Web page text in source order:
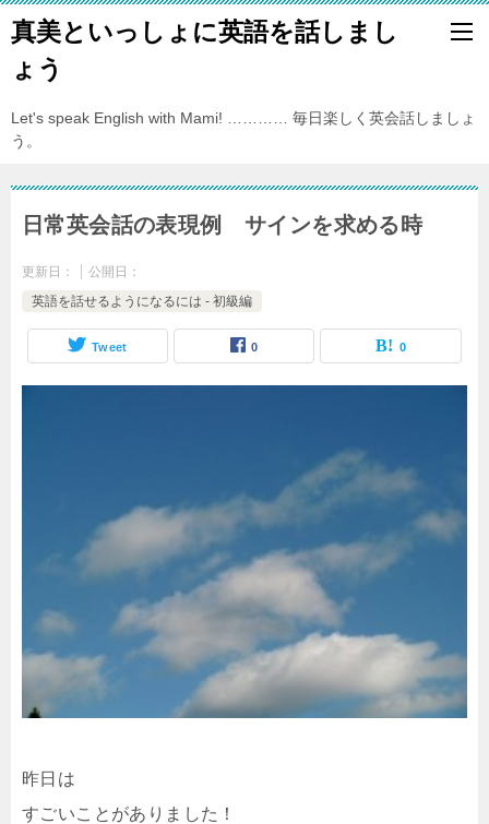
真美といっしょに英語を話しまし
ょう
Let's speak English with Mami! ………… 毎日楽しく英会話しましょ
う。
日常英会話の表現例 サインを求める時
更新日：
公開日：
英語を話せるようになるには - 初級編
Tweet 0 0
昨日は
すごいことがありました！